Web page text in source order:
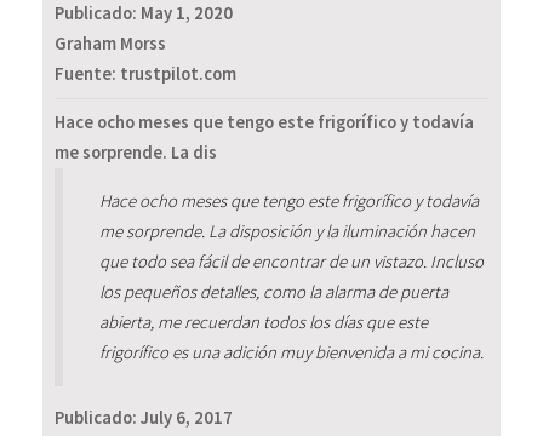
Publicado: May 1, 2020
Graham Morss
Fuente: trustpilot.com
Hace ocho meses que tengo este frigorífico y todavía
me sorprende. La dis
Hace ocho meses que tengo este frigorífico y todavía
me sorprende. La disposición y la iluminación hacen
que todo sea fácil de encontrar de un vistazo. Incluso
los pequeños detalles, como la alarma de puerta
abierta, me recuerdan todos los días que este
frigorífico es una adición muy bienvenida a mi cocina.
Publicado: July 6, 2017